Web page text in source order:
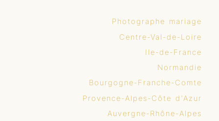
Photographe mariage
Centre-Val-de-Loire
Ile-de-France
Normandie
Bourgogne-Franche-Comte
Provence-Alpes-Côte d'Azur
Auvergne-Rhône-Alpes